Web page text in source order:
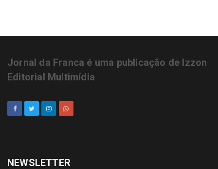
Jornal da Franca é uma publicação de Izzon
Editorial Multimídia
NEWSLETTER